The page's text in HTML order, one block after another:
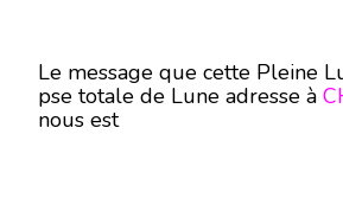
Le message que cette Pleine
pse totale de Lune adresse à
nous est